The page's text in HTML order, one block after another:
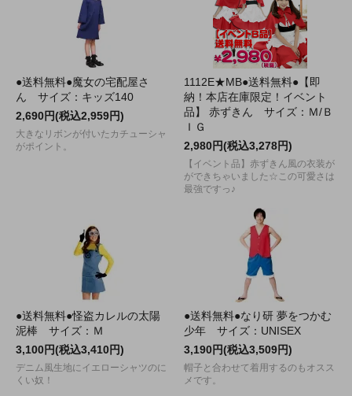
●送料無料●魔女の宅配屋さ
ん サイズ：キッズ140
2,690円(税込2,959円)
大きなリボンが付いたカチューシャ
がポイント。
1112E★MB●送料無料●【即
納！本店在庫限定！イベント
品】 赤ずきん サイズ：Ｍ/Ｂ
ＩＧ
2,980円(税込3,278円)
【イベント品】赤ずきん風の衣装が
ができちゃいました☆この可愛さは
最強ですっ♪
●送料無料●怪盗カレルの太陽
泥棒 サイズ：Ｍ
3,100円(税込3,410円)
デニム風生地にイエローシャツのに
くい奴！
●送料無料●なり研 夢をつかむ
少年 サイズ：UNISEX
3,190円(税込3,509円)
帽子と合わせて着用するのもオスス
メです。